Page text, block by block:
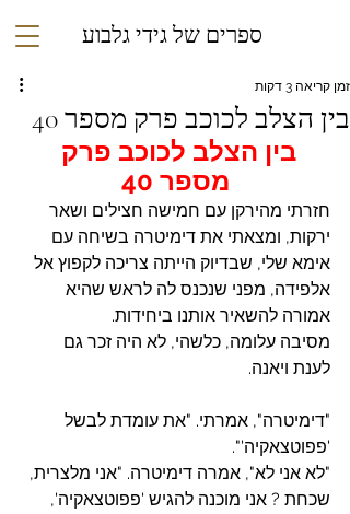
ספרים של גידי גלבוע
בין הצלב לכוכב פרק מספר 40
זמן קריאה 3 דקות
בין הצלב לכוכב פרק
מספר 40
חזרתי מהירקן עם חמישה חצילים ושאר
ירקות, ומצאתי את דימיטרה בשיחה עם
אימא שלי, שבדיוק הייתה צריכה לקפוץ אל
אלפידה, מפני שנכנס לה לראש שהיא
אמורה להשאיר אותנו ביחידות.
מסיבה עלומה, כלשהי, לא היה זכר גם
לענת ויאנה.
"דימיטרה", אמרתי. "את עומדת לבשל
'פפוטצאקיה'".
"לא אני לא", אמרה דימיטרה. "אני מלצרית,
שכחת ? אני מוכנה להגיש 'פפוטצאקיה',